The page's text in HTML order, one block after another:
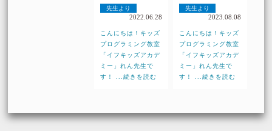
先生より
2022.06.28
こんにちは！キッズ
プログラミング教室
「イフキッズアカデ
ミー」れん先生で
す！ ...続きを読む
先生より
2023.08.08
こんにちは！キッズ
プログラミング教室
「イフキッズアカデ
ミー」れん先生で
す！ ...続きを読む